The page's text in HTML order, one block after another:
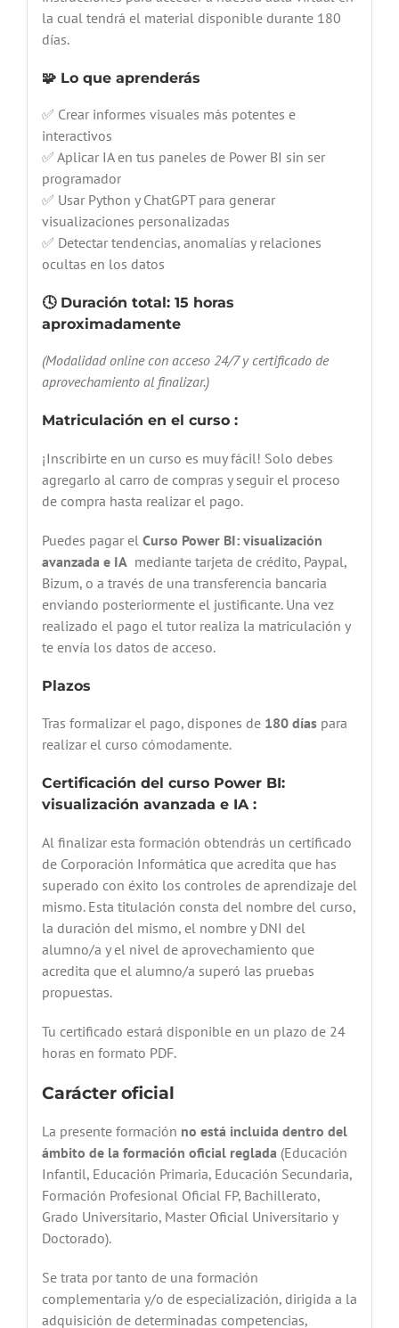
la cual tendrá el material disponible durante 180
días.
🧩 Lo que aprenderás
✅ Crear informes visuales más potentes e
interactivos
✅ Aplicar IA en tus paneles de Power BI sin ser
programador
✅ Usar Python y ChatGPT para generar
visualizaciones personalizadas
✅ Detectar tendencias, anomalías y relaciones
ocultas en los datos
🕓 Duración total:15 horas
aproximadamente
(Modalidad online con acceso 24/7 y certificado de
aprovechamiento al finalizar.)
Matriculación en el curso :
¡Inscribirte en un curso es muy fácil! Solo debes
agregarlo al carro de compras y seguir el proceso
de compra hasta realizar el pago.
Puedes pagar el Curso Power BI: visualización
avanzada e IA mediante tarjeta de crédito, Paypal,
Bizum, o a través de una transferencia bancaria
enviando posteriormente el justificante. Una vez
realizado el pago el tutor realiza la matriculación y
te envía los datos de acceso.
Plazos
Tras formalizar el pago, dispones de 180 díaspara
realizar el curso cómodamente.
Certificación del curso Power BI:
visualización avanzada e IA :
Al finalizar esta formación obtendrás un certificado
de Corporación Informática que acredita que has
superado con éxito los controles de aprendizaje del
mismo. Esta titulación consta del nombre del curso,
la duración del mismo, el nombre y DNI del
alumno/a y el nivel de aprovechamiento que
acredita que el alumno/a superó las pruebas
propuestas.
Tu certificado estará disponible en un plazo de 24
horas en formato PDF.
Carácter oficial
La presente formación no está incluida dentro del
ámbito de la formación oficial reglada(Educación
Infantil, Educación Primaria, Educación Secundaria,
Formación Profesional Oficial FP, Bachillerato,
Grado Universitario, Master Oficial Universitario y
Doctorado).
Se trata por tanto de una formación
complementaria y/o de especialización, dirigida a la
adquisición de determinadas competencias,